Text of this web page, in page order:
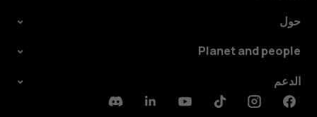
حول
Planet and people
الدعم
Facebook
Instagram
Tiktok
Youtube
Linkedin
Discord